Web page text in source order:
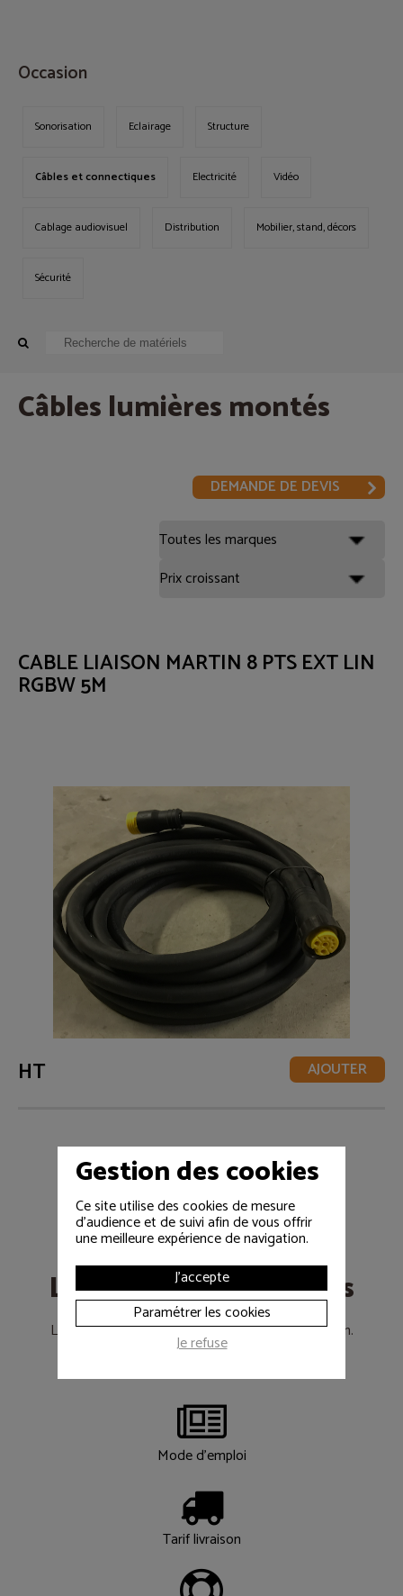
Occasion
Sonorisation Eclairage Structure
Câbles et connectiques Electricité Vidéo
Cablage audiovisuel Distribution Mobilier, stand, décors
Sécurité
Câbles lumières montés
DEMANDE DE DEVIS
CABLE LIAISON MARTIN 8 PTS EXT LIN
RGBW 5M
HT AJOUTER
Les informations utiles
Le déroulement d’un achat de matériel d’occasion.
Les réponses à vos questions….
Mode d'emploi
Tarif livraison
Gestion des cookies
Ce site utilise des cookies de mesure
d'audience et de suivi afin de vous offrir
une meilleure expérience de navigation.
J'accepte
Paramétrer les cookies
Je refuse